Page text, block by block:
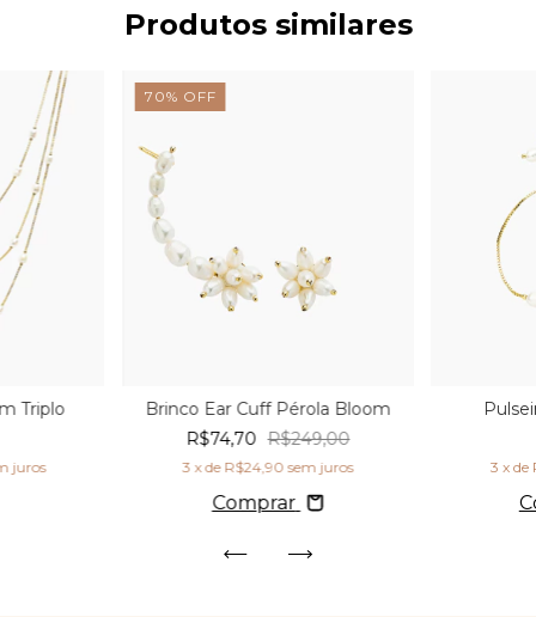
Produtos similares
Triplo
juros
70% OFF
Brinco Ear Cuff Pérola Bloom
R$74,70 R$249,00
3 x de R$24,90 sem juros
Comprar
3 x de